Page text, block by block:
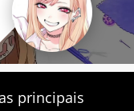
principais